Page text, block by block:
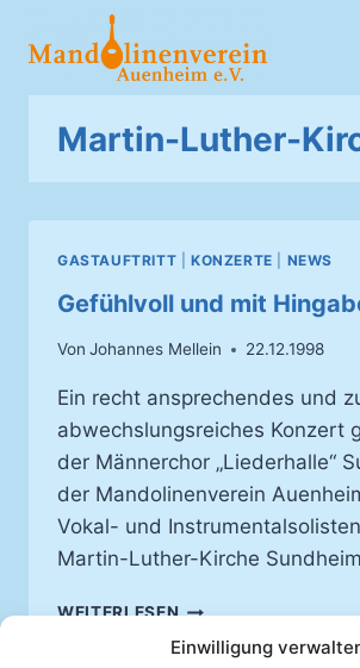
Einwilligung
Inhalt
Martin-Luther-
GASTAUFTRITT KONZERTE NEWS
Gefühlvoll und mit
Von Johannes Mellein 22.12.1998
Ein recht ansprechendes und
abwechslungsreiches Konzert
der Männerchor „Liederhalle“
der Mandolinenverein
Vokal- und
Martin-Luther-Kirche
WEITERLESENGEFÜHLVOLL
MIT